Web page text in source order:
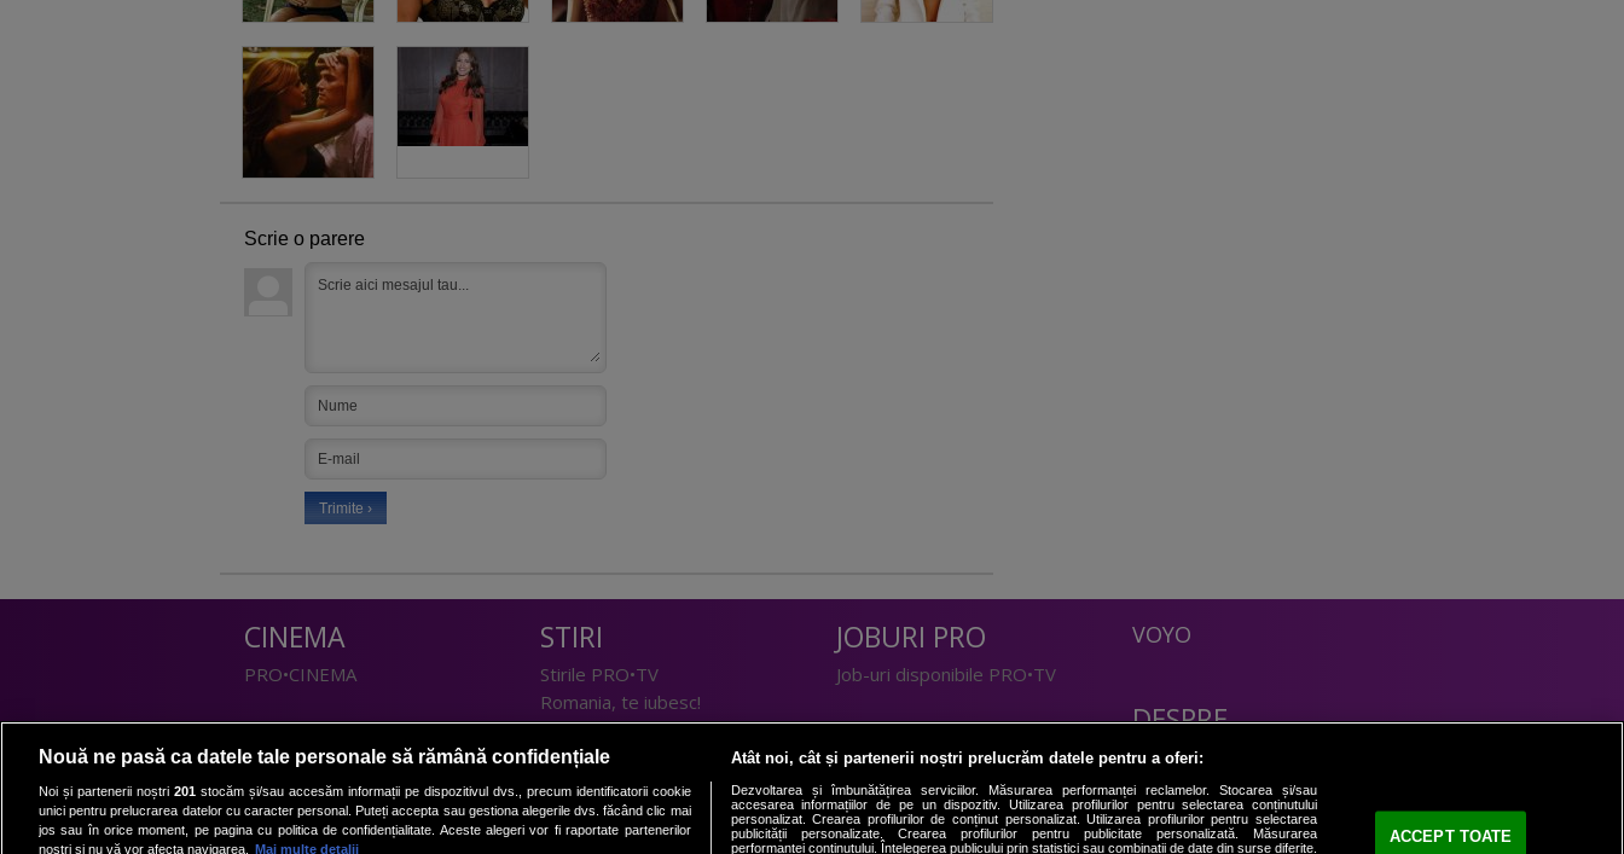
Scrie o parere
CINEMA
PRO•CINEMA
DIVERTISMENT
PRO•TV
Romanii au talent
Vocea Romaniei
STIRI
Stirile PRO•TV
Romania, te iubesc!
TEHNOLOGIE
I Like IT
JOBURI PRO
Job-uri disponibile PRO•TV
LIFESTYLE
Doctor de Bine
Acasă
Acasă Gold
VOYO
DESPRE
Politica Confidentialitate
Contact
Nouă ne pasă ca datele tale personale să rămână confidențiale
Noi și partenerii noștri 201stocăm și/sau accesăm informații pe dispozitivul dvs., precum identificatorii cookie
unici pentru prelucrarea datelor cu caracter personal. Puteți accepta sau gestiona alegerile dvs. făcând clic mai
jos sau în orice moment, pe pagina cu politica de confidențialitate. Aceste alegeri vor fi raportate partenerilor
noștri și nu vă vor afecta navigarea.
Mai multe detalii
Atât noi, cât și partenerii noștri prelucrăm datele pentru a oferi:
Dezvoltarea și îmbunătățirea serviciilor. Măsurarea performanței reclamelor. Stocarea și/sau
accesarea informațiilor de pe un dispozitiv. Utilizarea profilurilor pentru selectarea conținutului
personalizat. Crearea profilurilor de conținut personalizat. Utilizarea profilurilor pentru selectarea
publicității personalizate. Crearea profilurilor pentru publicitate personalizată. Măsurarea
performanței conținutului. Înțelegerea publicului prin statistici sau combinații de date din surse diferite.
ACCEPT TOATE